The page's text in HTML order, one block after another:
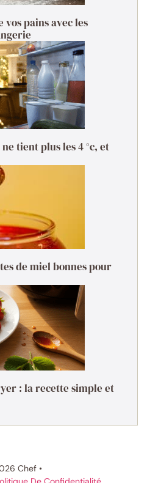
vos pains avec les
tient plus les 4 °c, et
de miel bonnes pour
: la recette simple et
Chef •